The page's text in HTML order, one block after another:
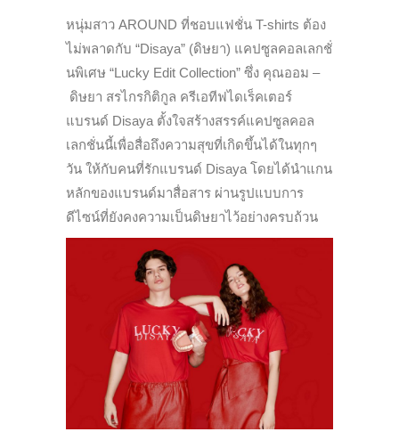
หนุ่มสาว AROUND ที่ชอบแฟชั่น T-shirts ต้อง
ไม่พลาดกับ “Disaya” (ดิษยา) แคปซูลคอลเลกชั่
นพิเศษ “Lucky Edit Collection” ซึ่ง คุณออม –
ดิษยา สรไกรกิติกูล ครีเอทีฟไดเร็คเตอร์
แบรนด์ Disaya ตั้งใจสร้างสรรค์แคปซูลคอล
เลกชั่นนี้เพื่อสื่อถึงความสุขที่เกิดขึ้นได้ในทุกๆ
วัน ให้กับคนที่รักแบรนด์ Disaya โดยได้นำแกน
หลักของแบรนด์มาสื่อสาร ผ่านรูปแบบการ
ดีไซน์ที่ยังคงความเป็นดิษยาไว้อย่างครบถ้วน